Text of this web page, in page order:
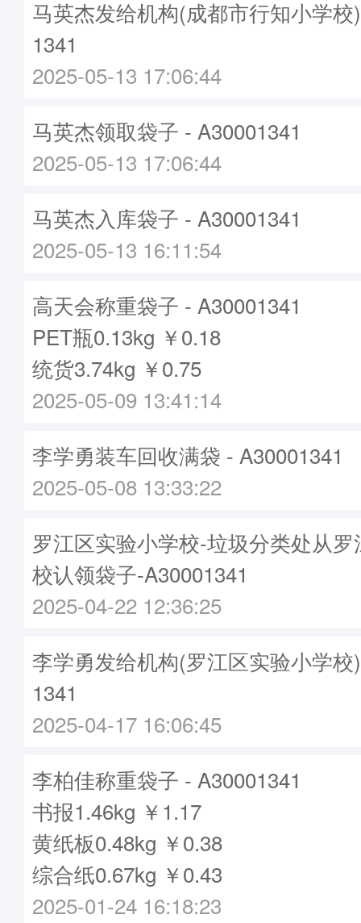
马英杰发给机构(成都市行知小学
1341
2025-05-13 17:06:44
马英杰领取袋子 - A30001341
2025-05-13 17:06:44
马英杰入库袋子 - A30001341
2025-05-13 16:11:54
高天会称重袋子 - A30001341
PET瓶0.13kg ￥0.18
统货3.74kg ￥0.75
2025-05-09 13:41:14
李学勇装车回收满袋 - A30001341
2025-05-08 13:33:22
罗江区实验小学校-垃圾分类处从
校认领袋子-A30001341
2025-04-22 12:36:25
李学勇发给机构(罗江区实验小学
1341
2025-04-17 16:06:45
李柏佳称重袋子 - A30001341
书报1.46kg ￥1.17
黄纸板0.48kg ￥0.38
综合纸0.67kg ￥0.43
2025-01-24 16:18:23